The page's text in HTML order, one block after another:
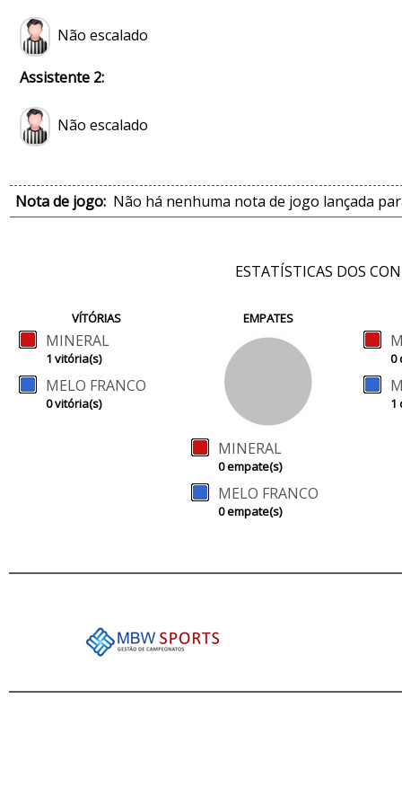
Não escalado
Assistente 2:
Não escalado
Nota de jogo: Não há nenhuma nota de jogo lançada
ESTATÍSTICAS DOS
VÍTÓRIAS
MINERAL
1 vitória(s)
MELO FRANCO
0 vitória(s)
EMPATES
MINERAL
0 empate(s)
MELO FRANCO
0 empate(s)
0
1